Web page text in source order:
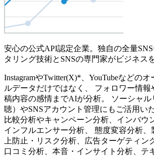
安心の公式API認定企業。独自の全量
タリング技術とSNSの専門家がビジネス
InstagramやTwitter(X)*、YouTubeなどの
ルデータだけではなく、 フォロワー情報
稿内容の感情までAIが分析。 ソーシャル
聴）やSNSアカウント管理にもご活用い
比較分析やキャンペーン分析、インバウ
インフルエンサー分析、 態度変容分析、
上防止・リスク分析、広告ターゲティン
口コミ分析、本音・インサイト分析、テ